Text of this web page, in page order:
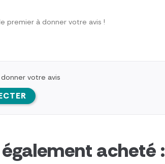
premier à donner votre avis !
votre avis
acheté :